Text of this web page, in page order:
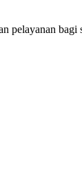
pelayanan